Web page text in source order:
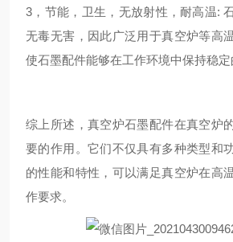
3，节能，卫生，无放射性，耐高温:
无毒无害，因此广泛用于真空炉等高
使石墨配件能够在工作环境中保持稳定
综上所述，真空炉石墨配件在真空炉
要的作用。它们不仅具有多种类型和
的性能和特性，可以满足真空炉在高
作要求。